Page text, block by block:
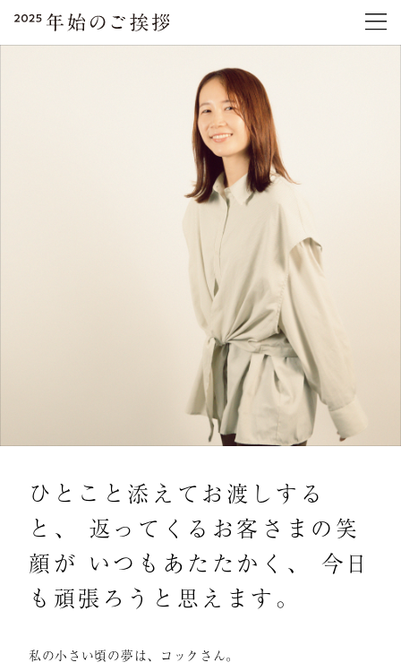
ひとこと添えてお渡しする
と、 返ってくるお客さまの笑
顔が いつもあたたかく、 今日
も頑張ろうと思えます。
私の小さい頃の夢は、コックさん。